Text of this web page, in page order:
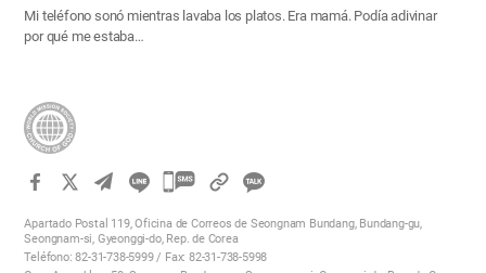
Mi teléfono sonó mientras lavaba los platos. Era mamá. Podía adivinar
por qué me estaba…
카
오
톡
Apartado Postal 119, Oficina de Correos de Seongnam Bundang, Bundang-gu,
Seongnam-si, Gyeonggi-do, Rep. de Corea
Teléfono: 82-31-738-5999 / Fax: 82-31-738-5998